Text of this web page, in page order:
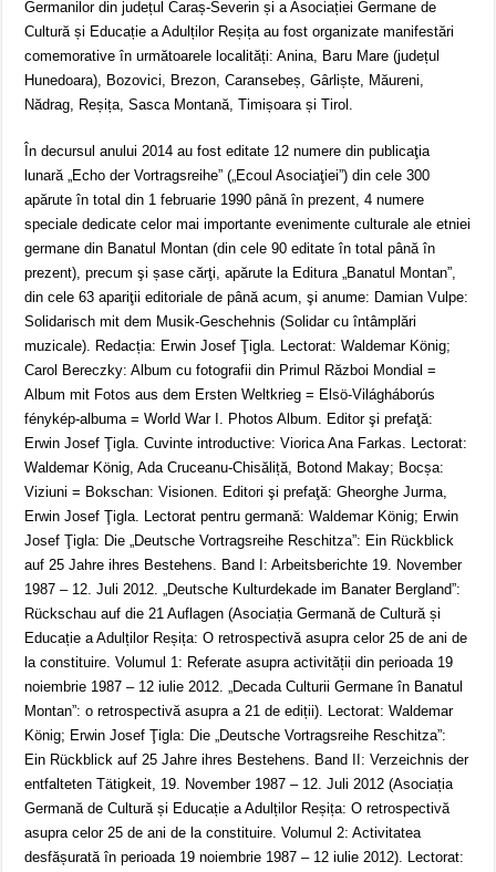
Germanilor din județul Caraș-Severin și a Asociației Germane de
Cultură și Educație a Adulților Reșița au fost organizate manifestări
comemorative în următoarele localități: Anina, Baru Mare (județul
Hunedoara), Bozovici, Brezon, Caransebeș, Gârliște, Măureni,
Nădrag, Reșița, Sasca Montană, Timișoara și Tirol.
În decursul anului 2014 au fost editate 12 numere din publicaţia
lunară „Echo der Vortragsreihe” („Ecoul Asociaţiei”) din cele 300
apărute în total din 1 februarie 1990 până în prezent, 4 numere
speciale dedicate celor mai importante evenimente culturale ale etniei
germane din Banatul Montan (din cele 90 editate în total până în
prezent), precum şi șase cărţi, apărute la Editura „Banatul Montan”,
din cele 63 apariţii editoriale de până acum, şi anume: Damian Vulpe:
Solidarisch mit dem Musik-Geschehnis (Solidar cu întâmplări
muzicale). Redacția: Erwin Josef Ţigla. Lectorat: Waldemar König;
Carol Bereczky: Album cu fotografii din Primul Război Mondial =
Album mit Fotos aus dem Ersten Weltkrieg = Elsö-Világháborús
fénykép-albuma = World War I. Photos Album. Editor şi prefaţă:
Erwin Josef Ţigla. Cuvinte introductive: Viorica Ana Farkas. Lectorat:
Waldemar König, Ada Cruceanu-Chisăliță, Botond Makay; Bocșa:
Viziuni = Bokschan: Visionen. Editori şi prefaţă: Gheorghe Jurma,
Erwin Josef Ţigla. Lectorat pentru germană: Waldemar König; Erwin
Josef Ţigla: Die „Deutsche Vortragsreihe Reschitza”: Ein Rückblick
auf 25 Jahre ihres Bestehens. Band I: Arbeitsberichte 19. November
1987 – 12. Juli 2012. „Deutsche Kulturdekade im Banater Bergland”:
Rückschau auf die 21 Auflagen (Asociația Germană de Cultură și
Educație a Adulților Reșița: O retrospectivă asupra celor 25 de ani de
la constituire. Volumul 1: Referate asupra activității din perioada 19
noiembrie 1987 – 12 iulie 2012. „Decada Culturii Germane în Banatul
Montan”: o retrospectivă asupra a 21 de ediții). Lectorat: Waldemar
König; Erwin Josef Ţigla: Die „Deutsche Vortragsreihe Reschitza”:
Ein Rückblick auf 25 Jahre ihres Bestehens. Band II: Verzeichnis der
entfalteten Tätigkeit, 19. November 1987 – 12. Juli 2012 (Asociația
Germană de Cultură și Educație a Adulților Reșița: O retrospectivă
asupra celor 25 de ani de la constituire. Volumul 2: Activitatea
desfășurată în perioada 19 noiembrie 1987 – 12 iulie 2012). Lectorat: